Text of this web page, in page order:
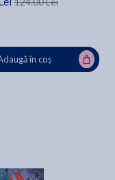
în coș